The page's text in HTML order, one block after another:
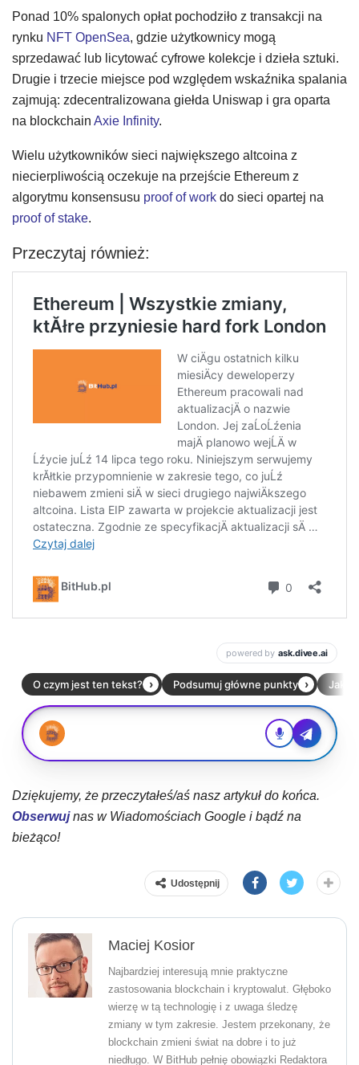
Ponad 10% spalonych opłat pochodziło z transakcji na
rynku NFT OpenSea, gdzie użytkownicy mogą
sprzedawać lub licytować cyfrowe kolekcje i dzieła sztuki.
Drugie i trzecie miejsce pod względem wskaźnika spalania
zajmują: zdecentralizowana giełda Uniswap i gra oparta
na blockchain Axie Infinity.
Wielu użytkowników sieci największego altcoina z
niecierpliwością oczekuje na przejście Ethereum z
algorytmu konsensusu proof of work do sieci opartej na
proof of stake.
Przeczytaj również:
Dziękujemy, że przeczytałeś/aś nasz artykuł do końca.
Obserwujnas w Wiadomościach Google i bądź na
bieżąco!
Udostępnij
Maciej Kosior
Najbardziej interesują mnie praktyczne
zastosowania blockchain i kryptowalut. Głęboko
wierzę w tą technologię i z uwaga śledzę
zmiany w tym zakresie. Jestem przekonany, że
blockchain zmieni świat na dobre i to już
niedługo. W BitHub pełnię obowiązki Redaktora